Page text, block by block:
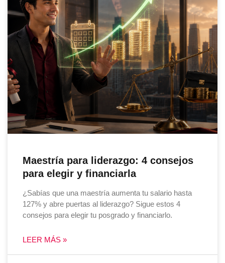
Maestría para liderazgo: 4 consejos
para elegir y financiarla
¿Sabías que una maestría aumenta tu salario hasta
127% y abre puertas al liderazgo? Sigue estos 4
consejos para elegir tu posgrado y financiarlo.
LEER MÁS »